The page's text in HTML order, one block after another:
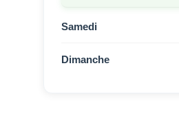
Samedi
Dimanche